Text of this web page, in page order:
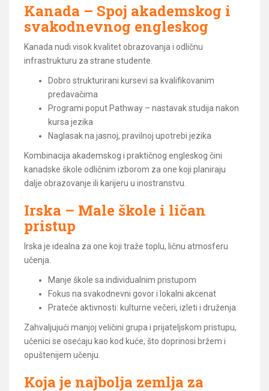
Kanada – Spoj akademskog i
svakodnevnog engleskog
Kanada nudi visok kvalitet obrazovanja i odličnu
infrastrukturu za strane studente.
Dobro strukturirani kursevi sa kvalifikovanim
predavačima
Programi poput Pathway – nastavak studija nakon
kursa jezika
Naglasak na jasnoj, pravilnoj upotrebi jezika
Kombinacija akademskog i praktičnog engleskog čini
kanadske škole odličnim izborom za one koji planiraju
dalje obrazovanje ili karijeru u inostranstvu.
Irska – Male škole i ličan
pristup
Irska je idealna za one koji traže toplu, ličnu atmosferu
učenja.
Manje škole sa individualnim pristupom
Fokus na svakodnevni govor i lokalni akcenat
Prateće aktivnosti: kulturne večeri, izleti i druženja
Zahvaljujući manjoj veličini grupa i prijateljskom pristupu,
učenici se osećaju kao kod kuće, što doprinosi bržem i
opuštenijem učenju.
Koja je najbolja zemlja za